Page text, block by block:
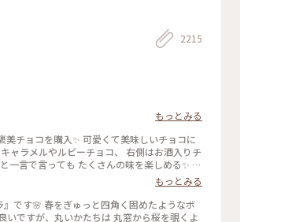
2215
もっとみる
でも どちらにもおすすめの詰め合わせです
もっとみる
たようなボ